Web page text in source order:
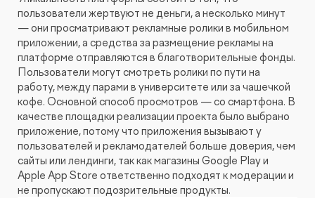
пользователи жертвуют не деньги, а несколько минут
— они просматривают рекламные ролики в мобильном
приложении, а средства за размещение рекламы на
платформе отправляются в благотворительные фонды.
Пользователи могут смотреть ролики по пути на
работу, между парами в университете или за чашечкой
кофе. Основной способ просмотров — со смартфона. В
качестве площадки реализации проекта было выбрано
приложение, потому что приложения вызывают у
пользователей и рекламодателей больше доверия, чем
сайты или лендинги, так как магазины Google Play и
Apple App Store ответственно подходят к модерации и
не пропускают подозрительные продукты.